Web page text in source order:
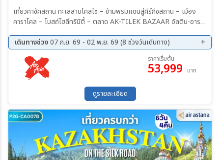
เที่ยวคาซัคสถาน ทะเลสาบโคลไซ – ข้ามพรมแดนสู่คีร์กีซสถาน – เมือง
คาราโคล – โบสถ์โฮลีทรินิตี้ – ตลาด AK-TILEK BAZAAR อัลติน-อารา
โอกูซ – SKAZKA CANYON – ทะเลสาบอีสซิกกุล หมู่บ้านวัฒนธรรม
ท้องถิ่น – ชมการแสดงนกอินทรี – หอคอยบูราน่า – เที่ยวชมเมืองบิชเคก
ข้ามพรมแดน KORDAY KAZAKH BORDER – เมืองอัลมาตี – สวนสา
ธารณะพานฟิลอฟ – อนุสรณ์สถานพานฟิลอฟ – โบสถ์เซนต์คอฟ – ท่า
อากาศยานนานาชาติอัลมาตี
เดินทางช่วง07 ก.ย. 69 - 02 พ.ย. 69 (8 ช่วงวันเดินทาง)
07 ก.ย. 69 - 14 ก.ย. 69
14 ก.ย. 69 - 21 ก.ย. 69
21 ก.ย. 69 - 28 ก.ย. 69
28 ก.ย. 69 - 05 ต.ค. 69
05 ต.ค. 69 - 12 ต.ค. 69
12 ต.ค. 69 - 19 ต.ค. 69
26 ต.ค. 69 - 02 พ.ย. 69
ราคาเริ่มต้น
53,999 บาท
ดูรายละเอียด